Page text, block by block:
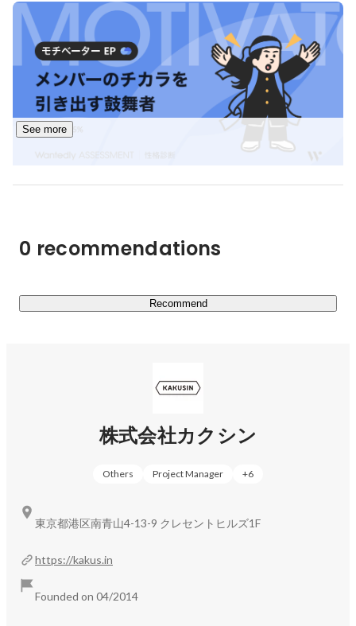
【お取引先 / 案件の例】
幅広い領域のナショナルクライアント様と、直商流でお取
引を多数させていただいております。
◆一部上場大手物流企業のDX支援
◆大手IT企業 新事業企画支援
◆世界的人気キャラクターのデジタルプロモーション
◆アメリカ映画配給会社 プロモーションイベント演出
See more
0 recommendations
Recommend
株式会社カクシン
Others Project Manager +6
https://kakus.in
Founded on 04/2014
東京都港区南青山4-13-9 クレセントヒルズ1F